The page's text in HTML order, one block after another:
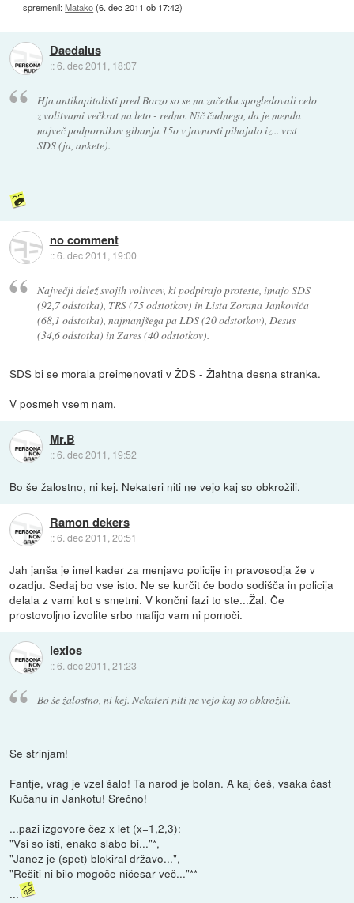
spremenil:Matako(6. dec 2011 ob 17:42)
Daedalus
::6. dec 2011, 18:07
Hja antikapitalisti pred Borzo so se na začetku spogledovali celo
z volitvami večkrat na leto - redno. Nič čudnega, da je menda
največ podpornikov gibanja 15o v javnosti pihajalo iz... vrst
SDS (ja, ankete).
no comment
::6. dec 2011, 19:00
Največji delež svojih volivcev, ki podpirajo proteste, imajo SDS
(92,7 odstotka), TRS (75 odstotkov) in Lista Zorana Jankovića
(68,1 odstotka), najmanjšega pa LDS (20 odstotkov), Desus
(34,6 odstotka) in Zares (40 odstotkov).
SDS bi se morala preimenovati v ŽDS - Žlahtna desna stranka.
V posmeh vsem nam.
Mr.B
::6. dec 2011, 19:52
Bo še žalostno, ni kej. Nekateri niti ne vejo kaj so obkrožili.
Ramon dekers
::6. dec 2011, 20:51
Jah janša je imel kader za menjavo policije in pravosodja že v
ozadju. Sedaj bo vse isto. Ne se kurčit če bodo sodišča in policija
delala z vami kot s smetmi. V končni fazi to ste...Žal. Če
prostovoljno izvolite srbo mafijo vam ni pomoči.
lexios
::6. dec 2011, 21:23
Bo še žalostno, ni kej. Nekateri niti ne vejo kaj so obkrožili.
Se strinjam!
Fantje, vrag je vzel šalo! Ta narod je bolan. A kaj češ, vsaka čast
Kučanu in Jankotu! Srečno!
...pazi izgovore čez x let (x=1,2,3):
"Vsi so isti, enako slabo bi..."*,
"Janez je (spet) blokiral državo...",
"Rešiti ni bilo mogoče ničesar več..."**
...